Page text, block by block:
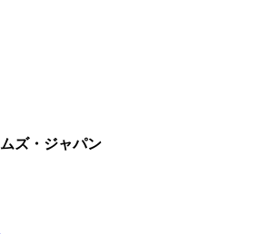
ズ・ジャパン